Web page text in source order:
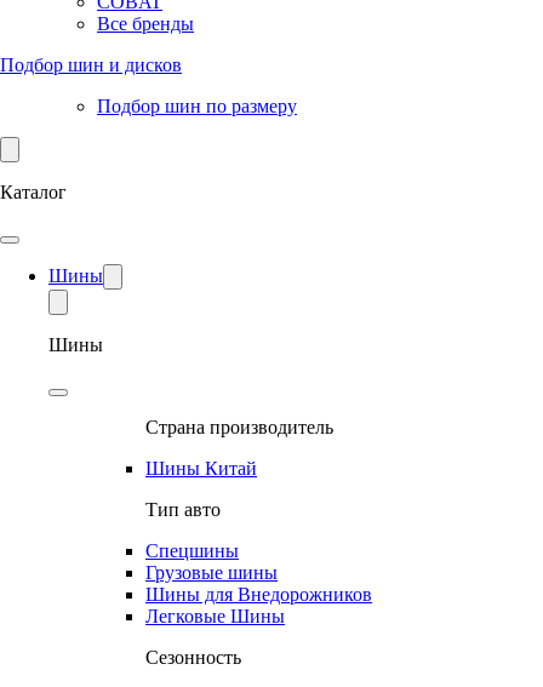
Все бренды
Подбор шин и дисков
Подбор шин по размеру
Каталог
Шины
Шины
Страна производитель
Шины Китай
Тип авто
Спецшины
Грузовые шины
Шины для Внедорожников
Легковые Шины
Сезонность